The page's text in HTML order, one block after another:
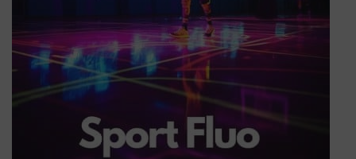
(4 avis)